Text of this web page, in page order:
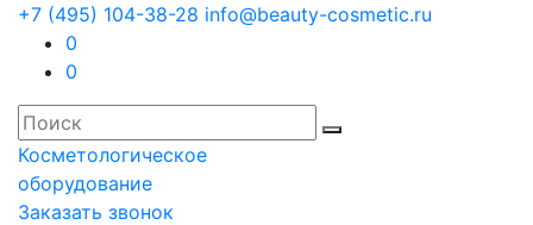
+7 (495) 104-38-28 info@beauty-cosmetic.ru
0
0
Косметологическое
оборудование
Заказать звонок